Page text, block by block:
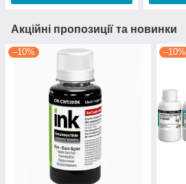
Акційні пропозиції та новинки
–10% –10%